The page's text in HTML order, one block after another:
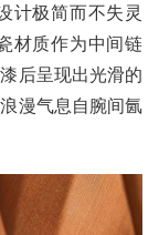
计极简而不失灵
材质作为中间链
后呈现出光滑的
漫气息自腕间氤